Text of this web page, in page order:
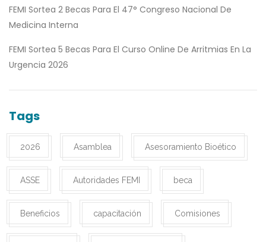
FEMI Sortea 2 Becas Para El 47° Congreso Nacional De
Medicina Interna
FEMI Sortea 5 Becas Para El Curso Online De Arritmias En La
Urgencia 2026
Tags
2026 Asamblea Asesoramiento Bioético
ASSE Autoridades FEMI beca
Beneficios capacitación Comisiones